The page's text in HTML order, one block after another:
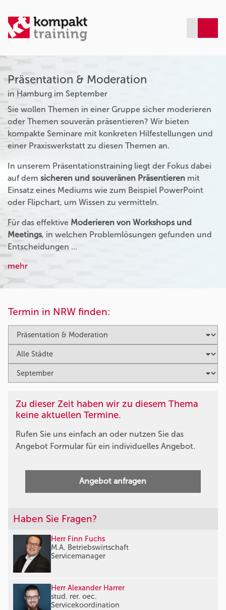
Präsentation & Moderation
in Hamburg im September
Sie wollen Themen in einer Gruppe sicher moderieren
oder Themen souverän präsentieren? Wir bieten
kompakte Seminare mit konkreten Hilfestellungen und
einer Praxiswerkstatt zu diesen Themen an.
In unserem Präsentationstraining liegt der Fokus dabei
auf dem sicheren und souveränen Präsentieren mit
Einsatz eines Mediums wie zum Beispiel PowerPoint
oder Flipchart, um Wissen zu vermitteln.
Für das effektive Moderieren von Workshops und
Meetings, in welchen Problemlösungen gefunden und
Entscheidungen …
mehr
Termin in NRW finden:
Zu dieser Zeit haben wir zu diesem Thema
keine aktuellen Termine.
Rufen Sie uns einfach an oder nutzen Sie das
Angebot Formular für ein individuelles Angebot.
Angebot anfragen
Haben Sie Fragen?
Herr Finn Fuchs
M.A. Betriebswirtschaft
Servicemanager
Herr Alexander Harrer
stud. rer. oec.
Servicekoordination